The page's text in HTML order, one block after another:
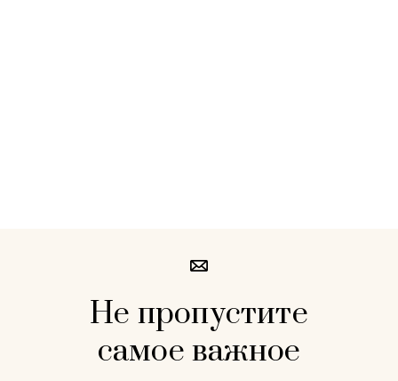
Не пропустите
самое важное